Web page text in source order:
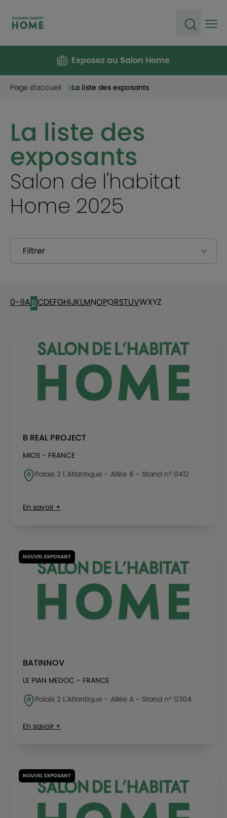
Exposez au Salon Home
Page d'accueil La liste des exposants
La liste des
exposants
Salon de l'habitat
Home 2025
Filtrer
0-9ABCDEFGHIJKLMNOPQRSTUVWXYZ
B REAL PROJECT
MIOS - FRANCE
Palais 2 L'Atlantique - Allée B - Stand n° 0412
En savoir +
NOUVEL EXPOSANT
BATINNOV
LE PIAN MEDOC - FRANCE
Palais 2 L'Atlantique - Allée A - Stand n° 0304
En savoir +
NOUVEL EXPOSANT